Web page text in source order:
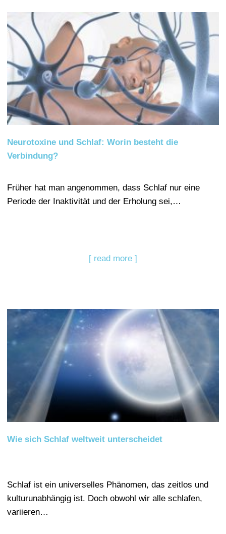
Neurotoxine und Schlaf: Worin besteht die
Verbindung?
Früher hat man angenommen, dass Schlaf nur eine
Periode der Inaktivität und der Erholung sei,…
[ read more ]
Wie sich Schlaf weltweit unterscheidet
Schlaf ist ein universelles Phänomen, das zeitlos und
kulturunabhängig ist. Doch obwohl wir alle schlafen,
variieren…